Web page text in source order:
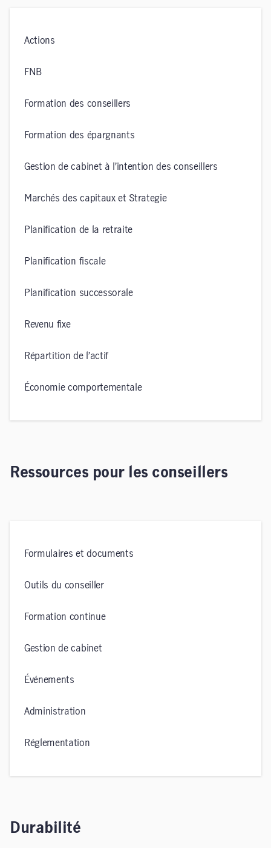
Actions
FNB
Formation des conseillers
Formation des épargnants
Gestion de cabinet à l’intention des conseillers
Marchés des capitaux et Strategie
Planification de la retraite
Planification fiscale
Planification successorale
Revenu fixe
Répartition de l’actif
Économie comportementale
Ressources pour les conseillers
Formulaires et documents
Outils du conseiller
Formation continue
Gestion de cabinet
Événements
Administration
Réglementation
Durabilité